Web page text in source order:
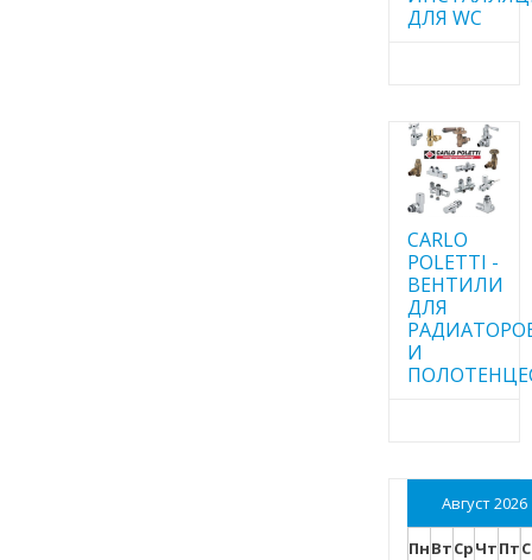
ДЛЯ WC
CARLO
POLETTI -
ВЕНТИЛИ
ДЛЯ
И
Август 2026
ПнВтСрЧтПт